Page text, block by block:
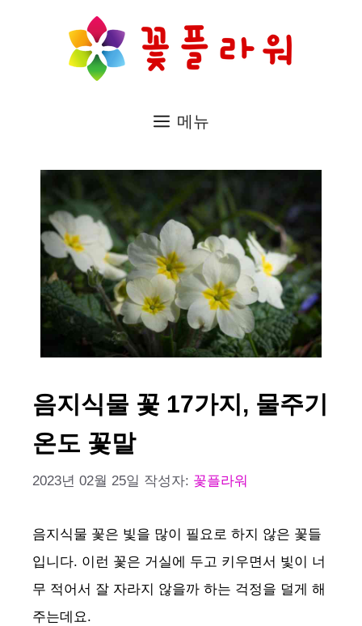
메뉴
음지식물 꽃 17가지, 물주기
온도 꽃말
2023년 02월 25일 작성자: 꽃플라워
음지식물 꽃은 빛을 많이 필요로 하지 않은 꽃들
입니다. 이런 꽃은 거실에 두고 키우면서 빛이 너
무 적어서 잘 자라지 않을까 하는 걱정을 덜게 해
주는데요.